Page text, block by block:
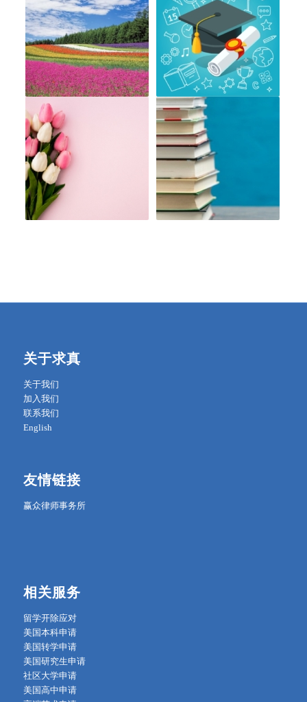
关于求真
关于我们
加入我们
联系我们
English
友情链接
赢众律师事务所
相关服务
留学开除应对
美国本科申请
美国转学申请
美国研究生申请
社区大学申请
美国高中申请